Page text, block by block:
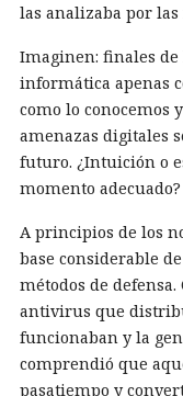
las analizaba por las
Imaginen: finales
informática apenas
como lo conocemos
amenazas digitales
futuro. ¿Intuición o
momento
A principios de los
base considerable
métodos de
antivirus que
funcionaban y la
comprendió que
pasatiempo y